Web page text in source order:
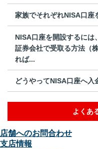
家族でそれぞれNISA口座
NISA口座を開設するには
証券会社で受取る方法（
れば...
どうやってNISA口座へ入
よくあ
店舗へのお問合わせ
支店情報